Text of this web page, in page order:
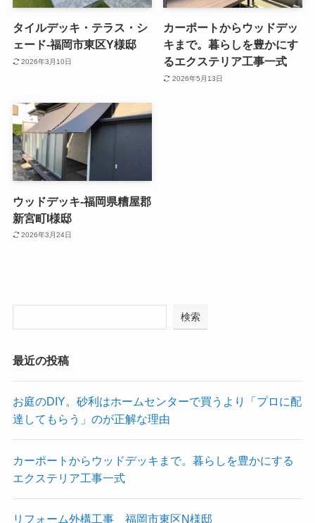
タイルデッキ・テラス・シ
ェード-福岡市東区Y様邸
2026年3月10日
カーポートからウッドデッ
キまで。暮らしを豊かにす
るエクステリア工事一式
2026年5月13日
ウッドデッキ-福岡県糟屋郡
新宮町I様邸
2026年3月24日
検索
最近の投稿
お庭のDIY。砂利はホームセンターで買うより「プロに配
達してもらう」のが正解な理由
カーポートからウッドデッキまで。暮らしを豊かにする
エクステリア工事一式
リフォーム外構工事 福岡市東区N様邸